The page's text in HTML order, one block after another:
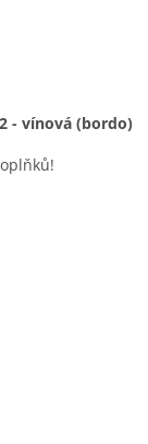
- vínová (bordo)